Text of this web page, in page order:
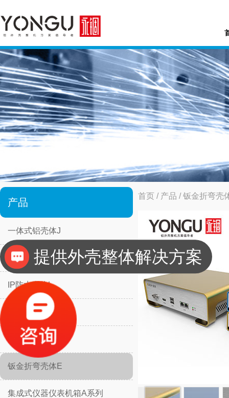
产品
一体式铝壳体J
分体式铝壳体H
IP防水壳体L
IP防水壳体M
挡板防护壳体K
钣金折弯壳体E
集成式仪器仪表机箱A系列
首页 / 产品 /钣金折弯壳
提供外壳整体解决方案